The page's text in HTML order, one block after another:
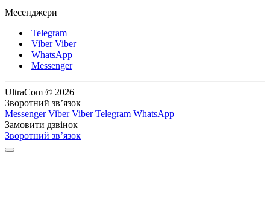
Месенджери
Telegram
Viber Viber
WhatsApp
Messenger
UltraCom © 2026
Зворотний зв’язок
Messenger Viber Viber Telegram WhatsApp
Замовити дзвінок
Зворотний зв’язок